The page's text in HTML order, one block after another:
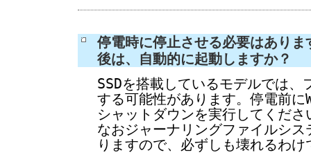
停電時に停止させる必要はあり
後は、自動的に起動しますか？
SSDを搭載しているモデルでは、
する可能性があります。停電前に
シャットダウンを実行してくださ
なおジャーナリングファイルシ
りますので、必ずしも壊れるわ